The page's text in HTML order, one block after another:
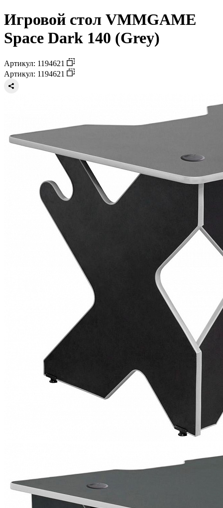
Игровой стол VMMGAME
Space Dark 140 (Grey)
Артикул: 1194621
Артикул: 1194621